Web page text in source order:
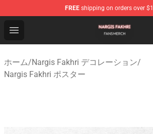
FREE shipping on orders over
Open menu
Nargis Fakhri Shop - Official
ホーム/Nargis Fakhri デコレーション/
Nargis Fakhri ポスター